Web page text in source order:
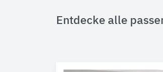
Entdecke alle